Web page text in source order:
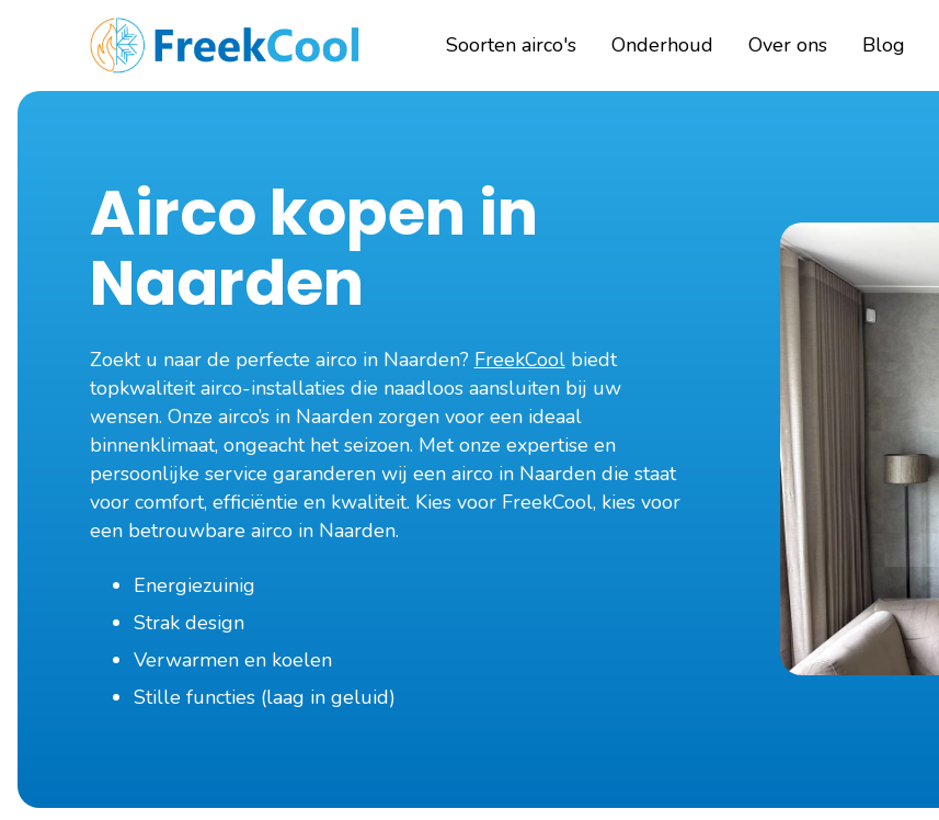
Soorten airco's Onderhoud Over ons Blog
Airco kopen in
Naarden
Zoekt u naar de perfecte airco in Naarden? FreekCoolbiedt
topkwaliteit airco-installaties die naadloos aansluiten bij uw
wensen. Onze airco’s in Naarden zorgen voor een ideaal
binnenklimaat, ongeacht het seizoen. Met onze expertise en
persoonlijke service garanderen wij een airco in Naarden die staat
voor comfort, efficiëntie en kwaliteit. Kies voor FreekCool, kies voor
een betrouwbare airco in Naarden.
Energiezuinig
Strak design
Verwarmen en koelen
Stille functies (laag in geluid)